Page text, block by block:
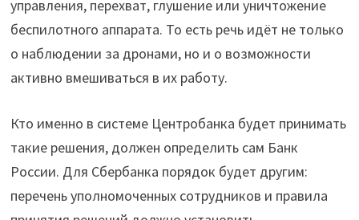
управления, перехват, глушение или уничтожение
беспилотного аппарата. То есть речь идёт не только
о наблюдении за дронами, но и о возможности
активно вмешиваться в их работу.
Кто именно в системе Центробанка будет принимать
такие решения, должен определить сам Банк
России. Для Сбербанка порядок будет другим:
перечень уполномоченных сотрудников и правила